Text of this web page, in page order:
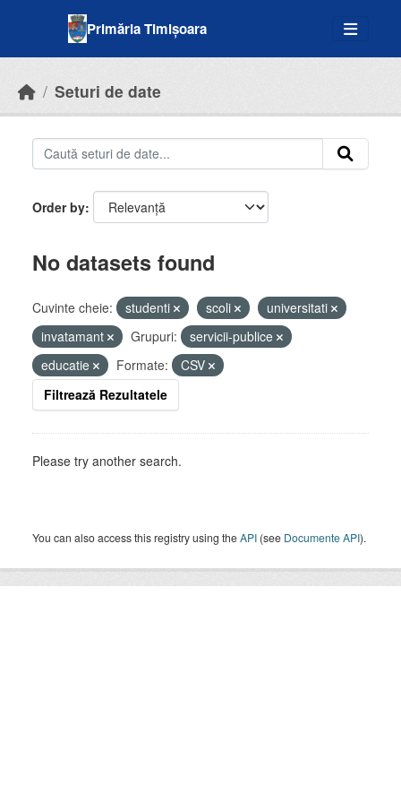
Primăria Timișoara
Seturi de date
Order by
No datasets found
Cuvinte cheie: studenti scoli
universitati
invatamant
Grupuri:
servicii-publice
educatie
Formate:
CSV
Filtrează Rezultatele
Please try another search.
You can also access this registry using theAPI (see Documente API).